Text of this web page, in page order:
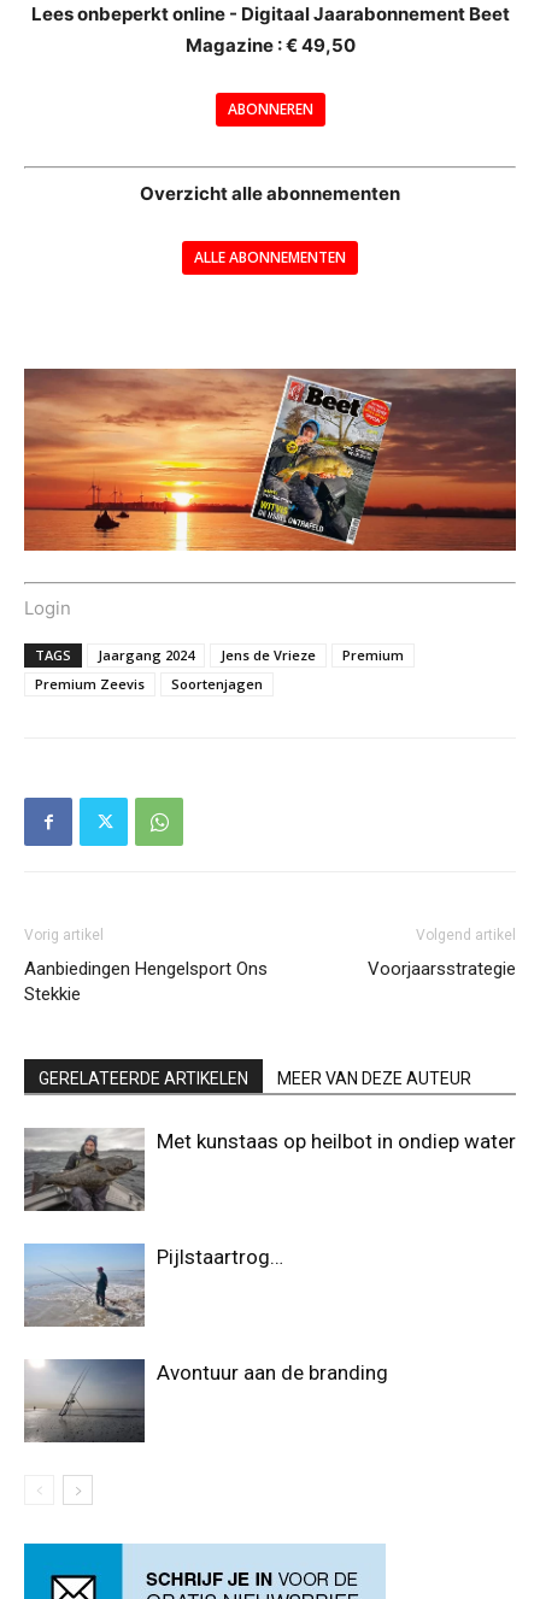
Lees onbeperkt online - Digitaal Jaarabonnement Beet
Magazine : € 49,50
ABONNEREN
Overzicht alle abonnementen
ALLE ABONNEMENTEN
Login
TAGS Jaargang 2024 Jens de Vrieze
Premium
Premium Zeevis
Soortenjagen
Vorig artikel
Aanbiedingen Hengelsport Ons
Stekkie
Volgend artikel
Voorjaarsstrategie
GERELATEERDE ARTIKELEN MEER VAN DEZE AUTEUR
Met kunstaas op heilbot in ondiep water
Pijlstaartrog…
Avontuur aan de branding